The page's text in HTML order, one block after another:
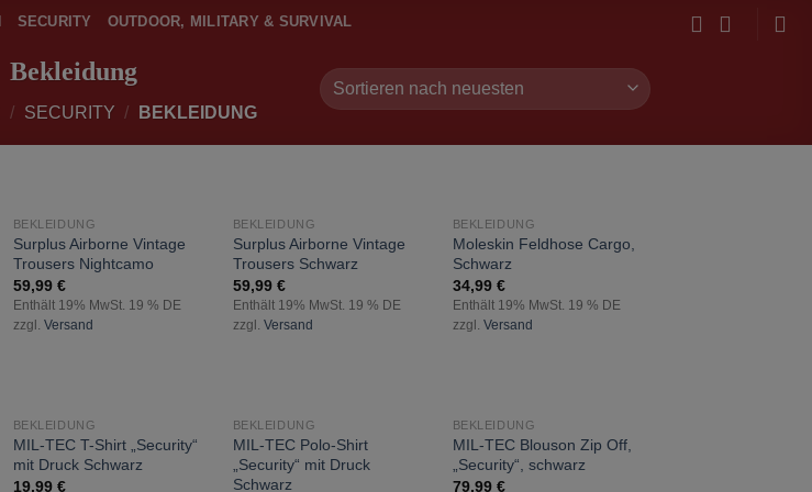
SECURITY OUTDOOR, MILITARY & SURVIVAL
Bekleidung
/ SECURITY / BEKLEIDUNG
zur
Wunschliste
hinzufügen
BEKLEIDUNG
Surplus Airborne Vintage
Trousers Nightcamo
59,99 €
Enthält 19% MwSt. 19 % DE
zzgl. Versand
zur
Wunschliste
hinzufügen
BEKLEIDUNG
Surplus Airborne Vintage
Trousers Schwarz
59,99 €
Enthält 19% MwSt. 19 % DE
zzgl. Versand
zur
Wunschliste
BEKLEIDUNG
Moleskin Feldhose Cargo,
Schwarz
34,99 €
Enthält 19% MwSt. 19 % DE
zzgl. Versand
Wunschliste
hinzufügen
BEKLEIDUNG
MIL-TEC T-Shirt „Security“
mit Druck Schwarz
19,99 €
Wunschliste
hinzufügen
BEKLEIDUNG
MIL-TEC Polo-Shirt
„Security“ mit Druck
Schwarz
zur
Wunschliste
hinzufügen
BEKLEIDUNG
MIL-TEC Blouson Zip Off,
„Security“, schwarz
79,99 €